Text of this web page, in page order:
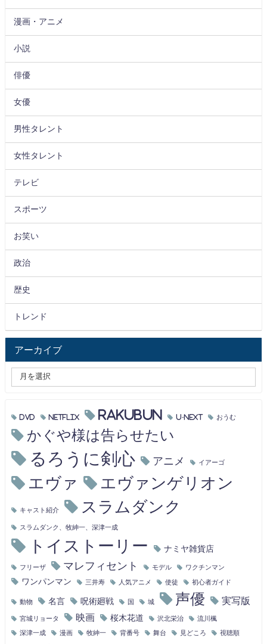
漫画・アニメ
小説
俳優
女優
男性タレント
女性タレント
テレビ
スポーツ
お笑い
政治
歴史
トレンド
アーカイブ
DVD Netflix RAKUBUN U-NEXT おうむ
かぐや様は告らせたい
るろうに剣心 アニメ イアーゴ
エヴァ エヴァンゲリオン
キャスト紹介 スラムダンク
スラムダンク、牧紳一、深津一成
トイストーリー ナミヤ雑貨店
フリーザ マレフィセント モデル ワクチンマン
ワンパンマン 三井寿 人気アニメ 使徒 初心者ガイド
動物 名言 呪術廻戦 国 城 声優 実写版
宮城リョータ 映画 桜木花道 沢北栄治 流川楓
深津一成 漫画 牧紳一 背番号 舞台 見どころ 視聴順